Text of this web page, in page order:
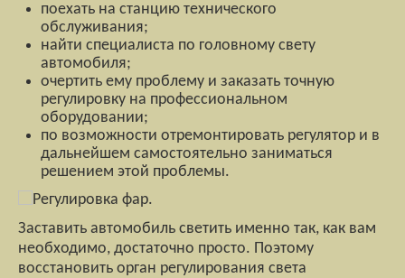
поехать на станцию технического
обслуживания;
найти специалиста по головному свету
автомобиля;
очертить ему проблему и заказать точную
регулировку на профессиональном
оборудовании;
по возможности отремонтировать регулятор и в
дальнейшем самостоятельно заниматься
решением этой проблемы.
Заставить автомобиль светить именно так, как вам
необходимо, достаточно просто. Поэтому
восстановить орган регулирования света